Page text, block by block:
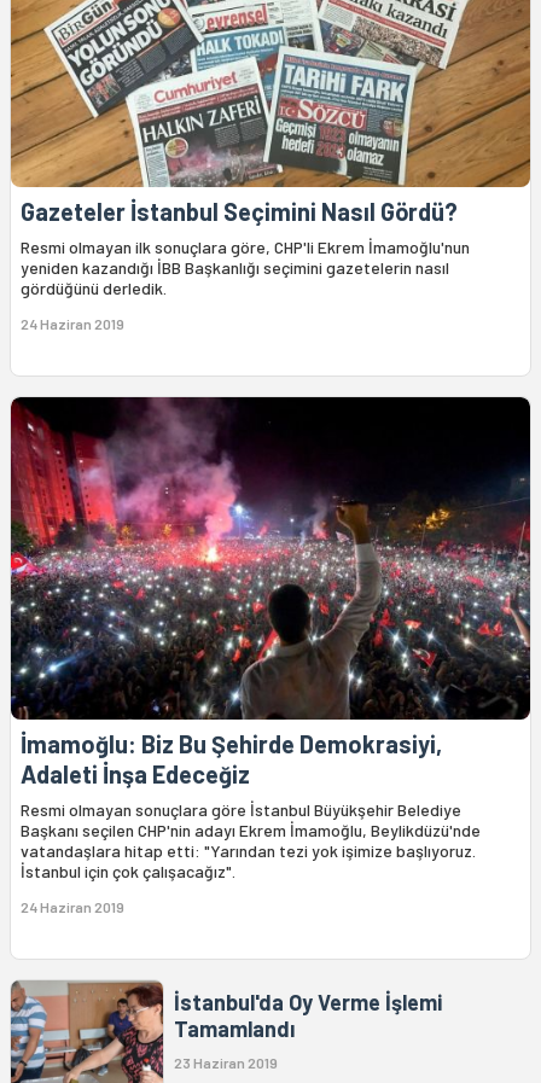
Gazeteler İstanbul Seçimini Nasıl Gördü?
Resmi olmayan ilk sonuçlara göre, CHP'li Ekrem İmamoğlu'nun
yeniden kazandığı İBB Başkanlığı seçimini gazetelerin nasıl
gördüğünü derledik.
24 Haziran 2019
İmamoğlu: Biz Bu Şehirde Demokrasiyi,
Adaleti İnşa Edeceğiz
Resmi olmayan sonuçlara göre İstanbul Büyükşehir Belediye
Başkanı seçilen CHP'nin adayı Ekrem İmamoğlu, Beylikdüzü'nde
vatandaşlara hitap etti: "Yarından tezi yok işimize başlıyoruz.
İstanbul için çok çalışacağız".
24 Haziran 2019
İstanbul'da Oy Verme İşlemi
Tamamlandı
23 Haziran 2019